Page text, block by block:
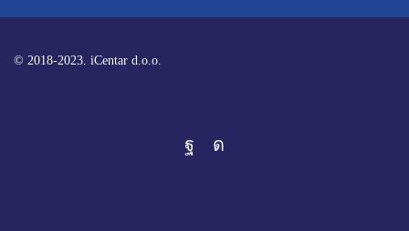
© 2018-2023. iCentar d.o.o.
FacebookInstagram